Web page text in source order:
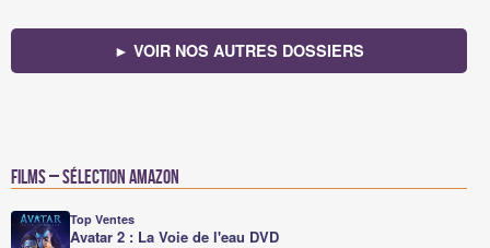
► VOIR NOS AUTRES DOSSIERS
Films – Sélection Amazon
Top Ventes
Avatar 2 : La Voie de l'eau DVD